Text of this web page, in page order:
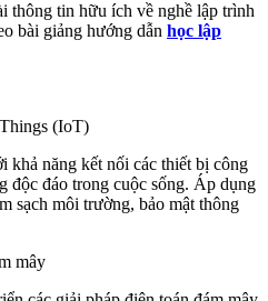
thông tin hữu ích về nghề lập trình
bài giảng hướng dẫn học lập
(IoT)
năng kết nối các thiết bị công
độc đáo trong cuộc sống. Áp dụng
sạch môi trường, bảo mật thông
mây